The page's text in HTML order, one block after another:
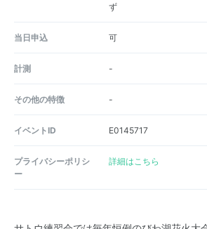
ず
当日申込 可
計測 -
その他の特徴 -
イベントID E0145717
プライバシーポリシ
ー
詳細はこちら